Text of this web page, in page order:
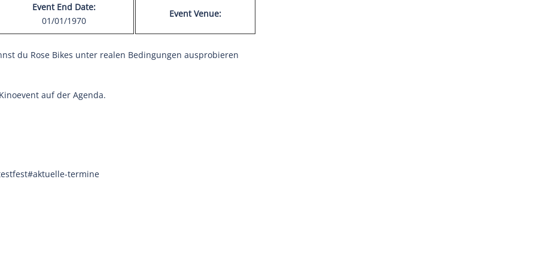
Event End Date:
01/01/1970
Event Venue:
du Rose Bikes unter realen Bedingungen ausprobieren
auf der Agenda.
termine